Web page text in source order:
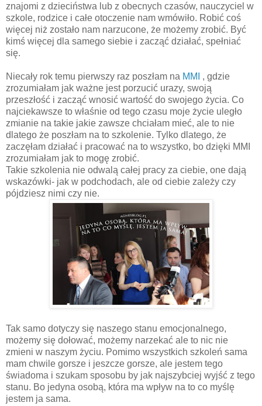
znajomi z dzieciństwa lub z obecnych czasów, nauczyciel w
szkole, rodzice i całe otoczenie nam wmówiło. Robić coś
więcej niż zostało nam narzucone, że możemy zrobić. Być
kimś więcej dla samego siebie i zacząć działać, spełniać
się.
Niecały rok temu pierwszy raz poszłam na MMI , gdzie
zrozumiałam jak ważne jest porzucić urazy, swoją
przeszłość i zacząć wnosić wartość do swojego życia. Co
najciekawsze to właśnie od tego czasu moje życie uległo
zmianie na takie jakie zawsze chciałam mieć, ale to nie
dlatego że poszłam na to szkolenie. Tylko dlatego, że
zaczęłam działać i pracować na to wszystko, bo dzięki MMI
zrozumiałam jak to mogę zrobić.
Takie szkolenia nie odwalą całej pracy za ciebie, one dają
wskazówki- jak w podchodach, ale od ciebie zależy czy
pójdziesz nimi czy nie.
Tak samo dotyczy się naszego stanu emocjonalnego,
możemy się dołować, możemy narzekać ale to nic nie
zmieni w naszym życiu. Pomimo wszystkich szkoleń sama
mam chwile gorsze i jeszcze gorsze, ale jestem tego
świadoma i szukam sposobu by jak najszybciej wyjść z tego
stanu. Bo jedyna osobą, która ma wpływ na to co myślę
jestem ja sama.